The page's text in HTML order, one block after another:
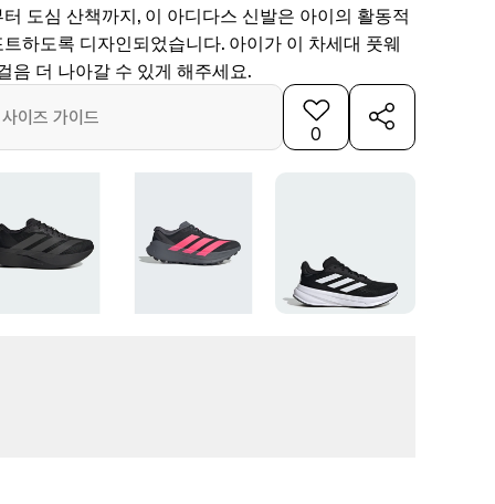
도심 산책까지, 이 아디다스 신발은 아이의 활동적
하도록 디자인되었습니다. 아이가 이 차세대 풋웨
음 더 나아갈 수 있게 해주세요.
사이즈 가이드
0